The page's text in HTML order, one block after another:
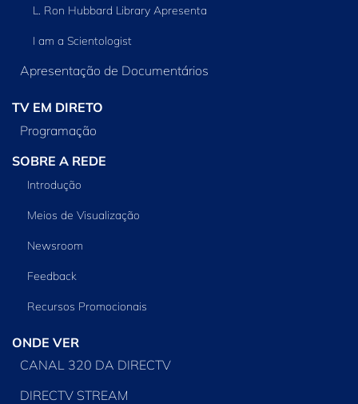
L. Ron Hubbard Library Apresenta
I am a Scientologist
Apresentação de Documentários
TV EM DIRETO
Programação
SOBRE A REDE
Introdução
Meios de Visualização
Newsroom
Feedback
Recursos Promocionais
ONDE VER
CANAL 320 DA DIRECTV
DIRECTV STREAM